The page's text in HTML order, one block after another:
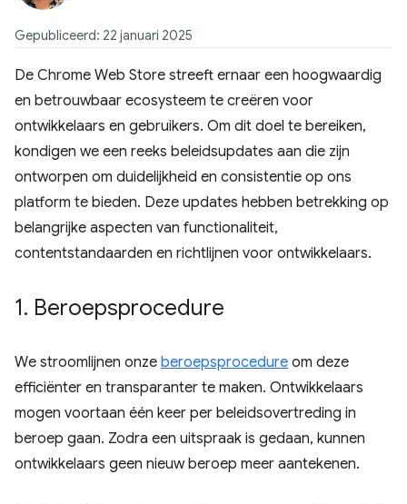
Gepubliceerd: 22 januari 2025
De Chrome Web Store streeft ernaar een hoogwaardig
en betrouwbaar ecosysteem te creëren voor
ontwikkelaars en gebruikers. Om dit doel te bereiken,
kondigen we een reeks beleidsupdates aan die zijn
ontworpen om duidelijkheid en consistentie op ons
platform te bieden. Deze updates hebben betrekking op
belangrijke aspecten van functionaliteit,
contentstandaarden en richtlijnen voor ontwikkelaars.
1. Beroepsprocedure
We stroomlijnen onze beroepsprocedure om deze
efficiënter en transparanter te maken. Ontwikkelaars
mogen voortaan één keer per beleidsovertreding in
beroep gaan. Zodra een uitspraak is gedaan, kunnen
ontwikkelaars geen nieuw beroep meer aantekenen.